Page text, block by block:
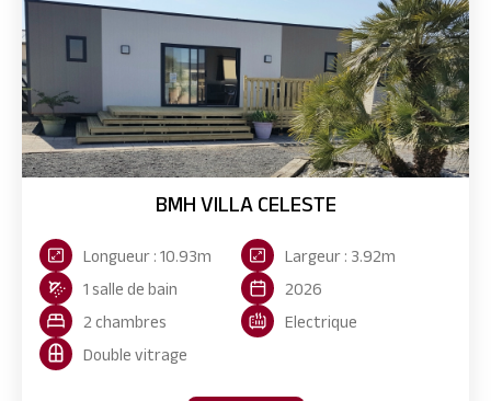
BMH VILLA CELESTE
Longueur : 10.93m
Largeur : 3.92m
1 salle de bain
2026
2 chambres
Electrique
Double vitrage